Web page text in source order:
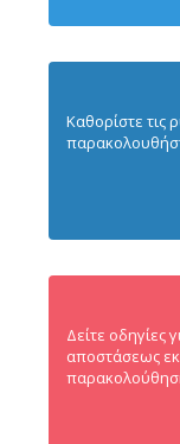
Καθορίστε τις
Δείτε οδηγίες
αποστάσεως